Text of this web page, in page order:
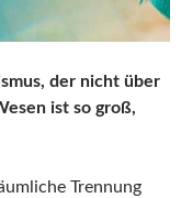
der nicht über
ist so groß,
Trennung